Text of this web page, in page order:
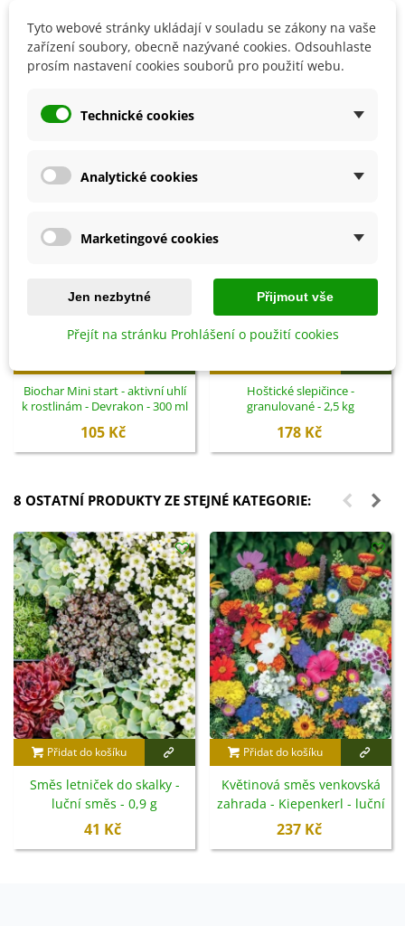
Detaily produktu
SOUVISEJÍCÍ PRODUKTY
Biochar Mini start - aktivní uhlí
k rostlinám - Devrakon - 300 ml
105 Kč
Hoštické slepičince -
granulované - 2,5 kg
178 Kč
8 OSTATNÍ PRODUKTY ZE STEJNÉ KATEGORIE:
Přidat do košíku
Směs letniček do skalky -
luční směs - 0,9 g
41 Kč
Přidat do košíku
Květinová směs venkovská
zahrada - Kiepenkerl - luční
směs - 40 g
237 Kč
Tyto webové stránky ukládají v souladu se zákony na vaše
zařízení soubory, obecně nazývané cookies. Odsouhlaste
prosím nastavení cookies souborů pro použití webu.
Technické cookies
Analytické cookies
Marketingové cookies
Jen nezbytné Přijmout vše
Přejít na stránku Prohlášení o použití cookies